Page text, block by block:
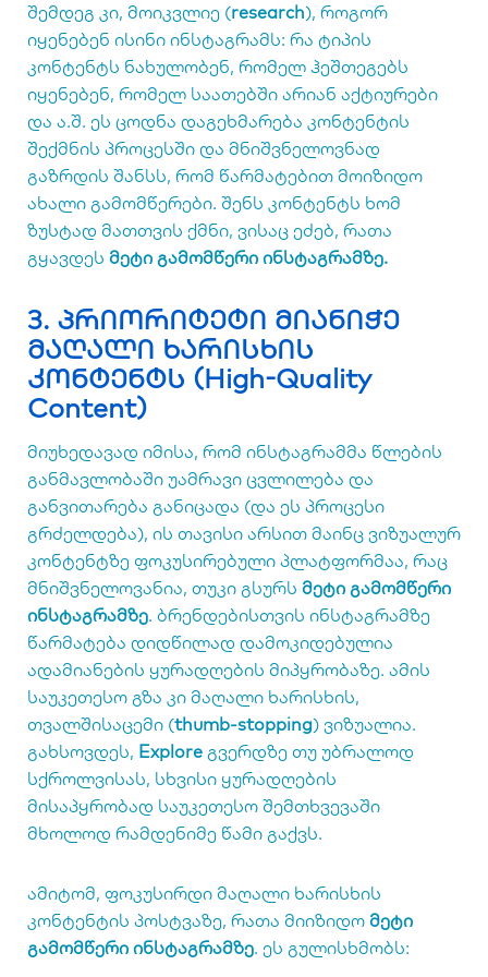
შემდეგ კი, მოიკვლიე (research), როგორ
იყენებენ ისინი ინსტაგრამს: რა ტიპის
კონტენტს ნახულობენ, რომელ ჰეშთეგებს
იყენებენ, რომელ საათებში არიან აქტიურები
და ა.შ. ეს ცოდნა დაგეხმარება კონტენტის
შექმნის პროცესში და მნიშვნელოვნად
გაზრდის შანსს, რომ წარმატებით მოიზიდო
ახალი გამომწერები. შენს კონტენტს ხომ
ზუსტად მათთვის ქმნი, ვისაც ეძებ, რათა
გყავდეს მეტი გამომწერი ინსტაგრამზე.
3. პრიორიტეტი მიანიჭე
მაღალი ხარისხის
კონტენტს (High-Quality
Content)
მიუხედავად იმისა, რომ ინსტაგრამმა წლების
განმავლობაში უამრავი ცვლილება და
განვითარება განიცადა (და ეს პროცესი
გრძელდება), ის თავისი არსით მაინც ვიზუალურ
კონტენტზე ფოკუსირებული პლატფორმაა, რაც
მნიშვნელოვანია, თუკი გსურს მეტი გამომწერი
ინსტაგრამზე. ბრენდებისთვის ინსტაგრამზე
წარმატება დიდწილად დამოკიდებულია
ადამიანების ყურადღების მიპყრობაზე. ამის
საუკეთესო გზა კი მაღალი ხარისხის,
თვალშისაცემი (thumb-stopping) ვიზუალია.
გახსოვდეს, Explore გვერდზე თუ უბრალოდ
სქროლვისას, სხვისი ყურადღების
მისაპყრობად საუკეთესო შემთხვევაში
მხოლოდ რამდენიმე წამი გაქვს.
ამიტომ, ფოკუსირდი მაღალი ხარისხის
კონტენტის პოსტვაზე, რათა მიიზიდო მეტი
გამომწერი ინსტაგრამზე. ეს გულისხმობს: